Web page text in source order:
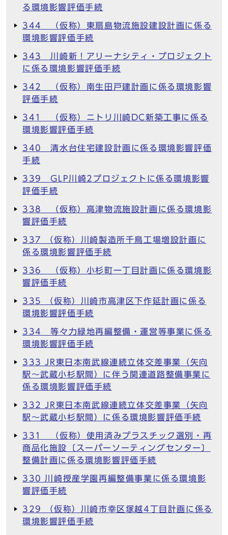
る環境影響評価手続
344 （仮称）東扇島物流施設建設計画に係る
環境影響評価手続
343 川崎新！アリーナシティ・プロジェクト
に係る環境影響評価手続
342 （仮称）南生田戸建計画に係る環境影響
評価手続
341 （仮称）ニトリ川崎DC新築工事に係る
環境影響評価手続
340 清水台住宅建設計画に係る環境影響評価
手続
339 GLP川崎2プロジェクトに係る環境影響
評価手続
338 （仮称）高津物流施設計画に係る環境影
響評価手続
337 （仮称）川崎製造所千鳥工場増設計画に
係る環境影響評価手続
336 （仮称）小杉町一丁目計画に係る環境影
響評価手続
335 （仮称）川崎市高津区下作延計画に係る
環境影響評価手続
334 等々力緑地再編整備・運営等事業に係る
環境影響評価手続
333 JR東日本南武線連続立体交差事業（矢向
駅～武蔵小杉駅間）に伴う関連道路整備事業に
係る環境影響評価手続
332 JR東日本南武線連続立体交差事業（矢向
駅～武蔵小杉駅間）に係る環境影響評価手続
331 （仮称）使用済みプラスチック選別・再
商品化施設〔スーパーソーティングセンター〕
整備計画に係る環境影響評価手続
330 川崎授産学園再編整備事業に係る環境影
響評価手続
329 （仮称）川崎市幸区塚越4丁目計画に係る
環境影響評価手続